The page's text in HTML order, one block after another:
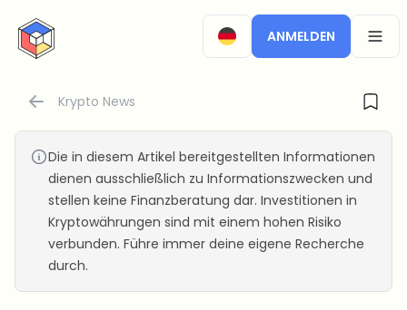
CryptoTicker
ANMELDEN
Krypto News
Die in diesem Artikel bereitgestellten Informationen
dienen ausschließlich zu Informationszwecken und
stellen keine Finanzberatung dar. Investitionen in
Kryptowährungen sind mit einem hohen Risiko
verbunden. Führe immer deine eigene Recherche
durch.